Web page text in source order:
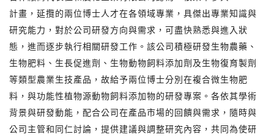
計畫，延攬的兩位博士人才在各領域專業，具傑出專業知識與
研究能力，對於公司研發方向與需求，可盡快熟悉與進入狀
態，進而逐步執行相關研發工作。該公司積極研發生物農藥、
生物肥料、生長促進劑、生物動物飼料添加劑及生物復育製劑
等類型農業生技產品，故給予兩位博士分別在複合微生物肥
料，與功能性植物源動物飼料添加物的研發專案。各依其學術
背景與研發動能，配合公司在產品市場的回饋與需求，隨時與
公司主管和同仁討論，提供建議與調整研究內容，共同為使研